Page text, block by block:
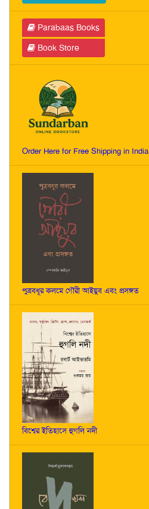
Parabaas Books
Book Store
Order Here for Free Shipping in India
পুত্রবধূর কলমে গৌরী আইয়ুব এবং প্রসঙ্গত
বিশ্বের ইতিহাসে হুগলি নদী